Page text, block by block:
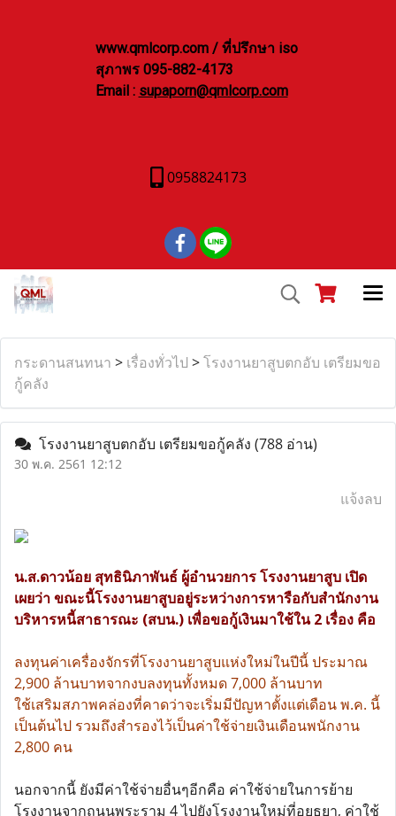
www.qmlcorp.com / ที่ปรึกษา iso
สุภาพร 095-882-4173
Email : supaporn@qmlcorp.com
0958824173
กระดานสนทนา > เรื่องทั่วไป >โรงงานยาสูบตกอับ เตรียมขอ
กู้คลัง
โรงงานยาสูบตกอับ เตรียมขอกู้คลัง (788 อ่าน)
30 พ.ค. 2561 12:12
แจ้งลบ
น.ส.ดาวน้อย สุทธินิภาพันธ์ ผู้อำนวยการ โรงงานยาสูบ เปิด
เผยว่า ขณะนี้โรงงานยาสูบอยู่ระหว่างการหารือกับสำนักงาน
บริหารหนี้สาธารณะ (สบน.) เพื่อขอกู้เงินมาใช้ใน 2 เรื่อง คือ
ลงทุนค่าเครื่องจักรที่โรงงานยาสูบแห่งใหม่ในปีนี้ ประมาณ
2,900 ล้านบาทจากงบลงทุนทั้งหมด 7,000 ล้านบาท
ใช้เสริมสภาพคล่องที่คาดว่าจะเริ่มมีปัญหาตั้งแต่เดือน พ.ค. นี้
เป็นต้นไป รวมถึงสำรองไว้เป็นค่าใช้จ่ายเงินเดือนพนักงาน
2,800 คน
นอกจากนี้ ยังมีค่าใช้จ่ายอื่นๆอีกคือ ค่าใช้จ่ายในการย้าย
โรงงานจากถนนพระราม 4 ไปยังโรงงานใหม่ที่อยุธยา, ค่าใช้